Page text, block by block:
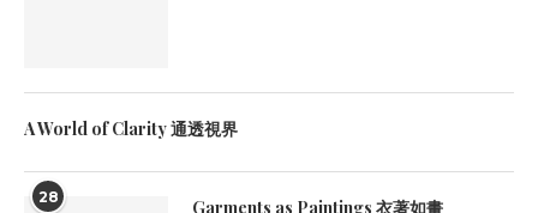
A World of Clarity 通透視界
28 Garments as Paintings 衣著如畫